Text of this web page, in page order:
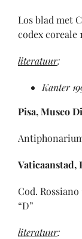
Los blad met
codex coreale
literatuur:
Kanter
Pisa, Museo
Vaticaanstad,
Cod.
“D”
literatuur: